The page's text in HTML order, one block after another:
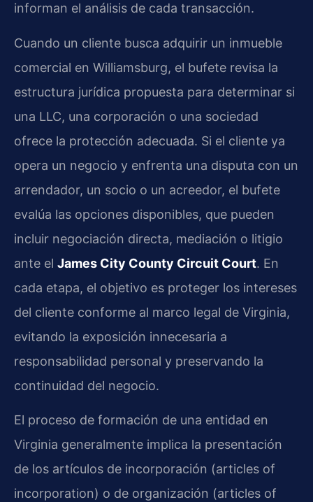
informan el análisis de cada transacción.
Cuando un cliente busca adquirir un inmueble
comercial en Williamsburg, el bufete revisa la
estructura jurídica propuesta para determinar si
una LLC, una corporación o una sociedad
ofrece la protección adecuada. Si el cliente ya
opera un negocio y enfrenta una disputa con un
arrendador, un socio o un acreedor, el bufete
evalúa las opciones disponibles, que pueden
incluir negociación directa, mediación o litigio
ante el James City County Circuit Court. En
cada etapa, el objetivo es proteger los intereses
del cliente conforme al marco legal de Virginia,
evitando la exposición innecesaria a
responsabilidad personal y preservando la
continuidad del negocio.
El proceso de formación de una entidad en
Virginia generalmente implica la presentación
de los artículos de incorporación (articles of
incorporation) o de organización (articles of